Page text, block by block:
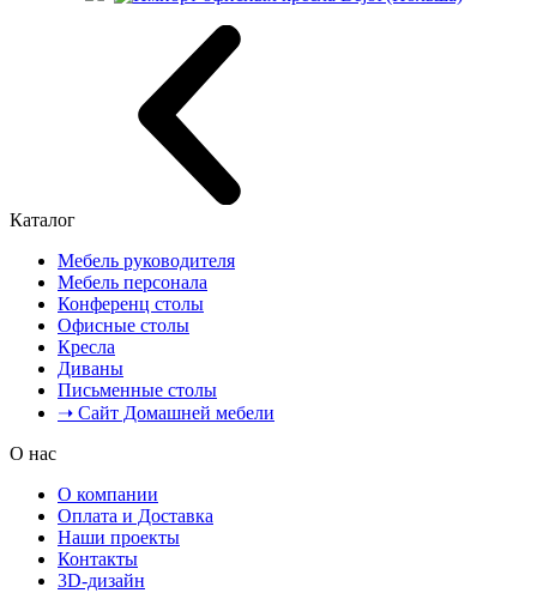
Каталог
Мебель руководителя
Мебель персонала
Конференц столы
Офисные столы
Кресла
Диваны
Письменные столы
➝ Сайт Домашней мебели
О нас
О компании
Оплата и Доставка
Наши проекты
Контакты
3D-дизайн